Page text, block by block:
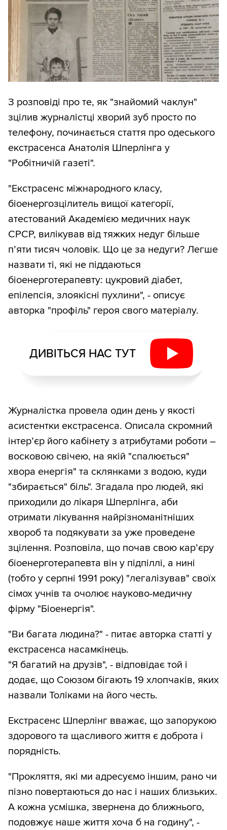
З розповіді про те, як "знайомий чаклун"
зцілив журналістці хворий зуб просто по
телефону, починається стаття про одеського
екстрасенса Анатолія Шперлінга у
"Робітничій газеті".
"Екстрасенс міжнародного класу,
біоенергозцілитель вищої категорії,
атестований Академією медичних наук
СРСР, вилікував від тяжких недуг більше
п’яти тисяч чоловік. Що це за недуги? Легше
назвати ті, які не піддаються
біоенерготерапевту: цукровий діабет,
епілепсія, злоякісні пухлини", - описує
авторка "профіль" героя свого матеріалу.
ДИВІТЬСЯ НАС ТУТ
Журналістка провела один день у якості
асистентки екстрасенса. Описала скромний
інтер’єр його кабінету з атрибутами роботи –
восковою свічею, на якій "спалюється"
хвора енергія" та склянками з водою, куди
"збирається" біль". Згадала про людей, які
приходили до лікаря Шперлінга, аби
отримати лікування найрізноманітніших
хвороб та подякувати за уже проведене
зцілення. Розповіла, що почав свою кар’єру
біоенерготерапевта він у підпіллі, а нині
(тобто у серпні 1991 року) "легалізував" своїх
сімох учнів та очолює науково-медичну
фірму "Біоенергія".
"Ви багата людина?" - питає авторка статті у
екстрасенса насамкінець.
"Я багатий на друзів", - відповідає той і
додає, що Союзом бігають 19 хлопчаків, яких
назвали Толіками на його честь.
Екстрасенс Шперлінг вважає, що запорукою
здорового та щасливого життя є доброта і
порядність.
"Прокляття, які ми адресуємо іншим, рано чи
пізно повертаються до нас і наших близьких.
А кожна усмішка, звернена до ближнього,
подовжує наше життя хоча б на годину", -